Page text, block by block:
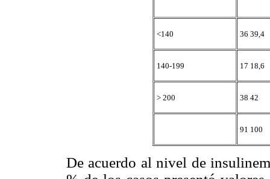
<140 36 39,4
140-199 17 18,6
> 200 38 42
91 100
De acuerdo al nivel de